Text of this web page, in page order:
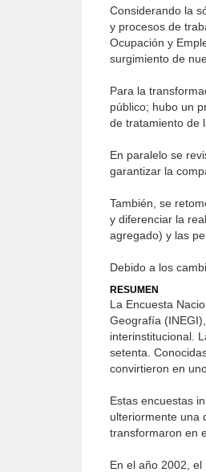
Considerando la
y procesos de
Ocupación y
surgimiento de
Para la
público; hubo un
de tratamiento de
En paralelo se
garantizar la
También, se
y diferenciar la
agregado) y las
Debido a los
RESUMEN
La Encuesta
Geografía
interinstitucional.
setenta.
convirtieron en
Estas encuestas
ulteriormente una
transformaron en
En el año 2002,